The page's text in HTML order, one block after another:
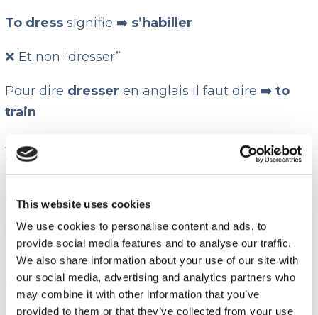
This website uses cookies
We use cookies to personalise content and ads, to
provide social media features and to analyse our traffic.
We also share information about your use of our site with
our social media, advertising and analytics partners who
may combine it with other information that you’ve
provided to them or that they’ve collected from your use
To dresssignifie ➡️ s’habiller
❌ Et non “dresser”
Pour dire dresseren anglais il faut dire ➡️to
train
26.
❌ Et non “fabriquer”
Pour direfabriqueren anglais il faut dire ➡️to
make